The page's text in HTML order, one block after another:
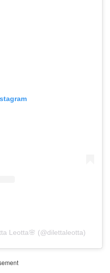
Leotta🌸 (@dilettaleotta)